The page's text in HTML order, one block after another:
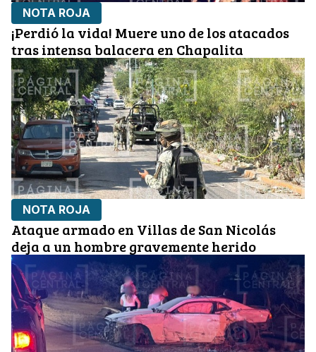
NOTA ROJA
¡Perdió la vida! Muere uno de los atacados
tras intensa balacera en Chapalita
NOTA ROJA
Ataque armado en Villas de San Nicolás
deja a un hombre gravemente herido